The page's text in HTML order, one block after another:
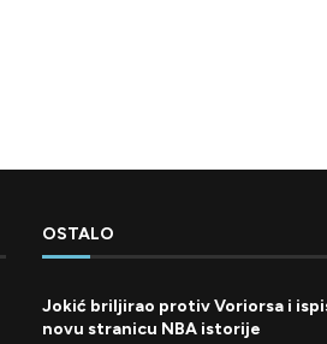
OSTALO
Jokić briljirao protiv Voriorsa i
novu stranicu NBA istorije